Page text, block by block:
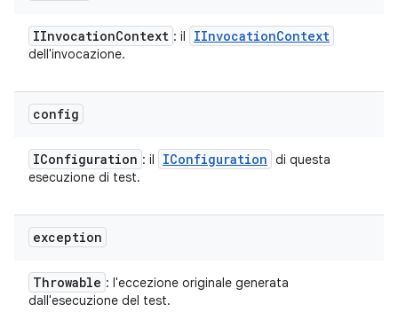
IInvocationContext : il IInvocationContext
dell'invocazione.
config
IConfiguration : il IConfiguration di questa
esecuzione di test.
exception
Throwable : l'eccezione originale generata
dall'esecuzione del test.